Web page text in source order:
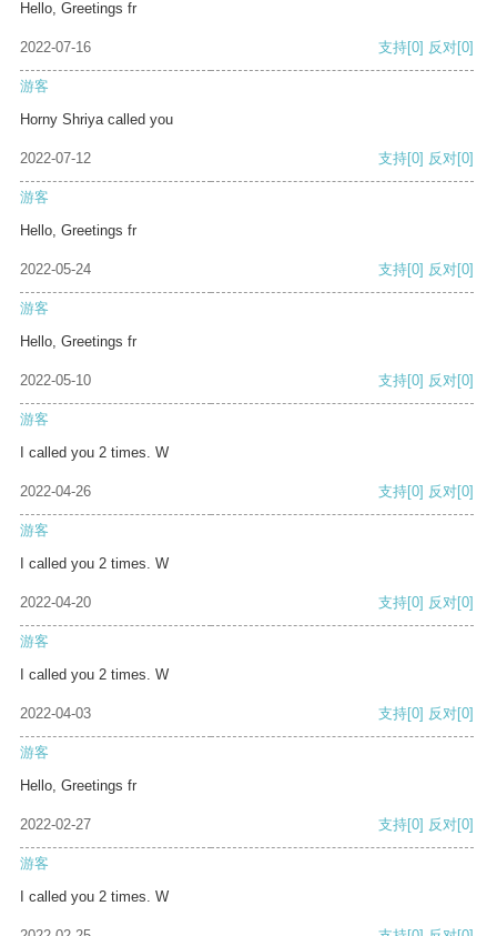
Hello, Greetings fr
2022-07-16 支持[0] 反对[0]
游客
Horny Shriya called you
2022-07-12 支持[0] 反对[0]
游客
Hello, Greetings fr
2022-05-24 支持[0] 反对[0]
游客
Hello, Greetings fr
2022-05-10 支持[0] 反对[0]
游客
I called you 2 times. W
2022-04-26 支持[0] 反对[0]
游客
I called you 2 times. W
2022-04-20 支持[0] 反对[0]
游客
I called you 2 times. W
2022-04-03 支持[0] 反对[0]
游客
Hello, Greetings fr
2022-02-27 支持[0] 反对[0]
游客
I called you 2 times. W